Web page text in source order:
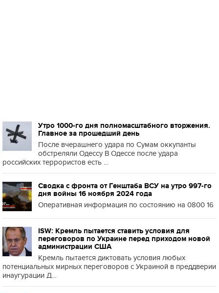
Утро 1000-го дня полномасштабного вторжения.
Главное за прошедший день
После вчерашнего удара по Сумам оккупанты
обстреляли Одессу В Одессе после удара
российских террористов есть ...
Сводка с фронта от Генштаба ВСУ на утро 997-го
дня войны 16 ноября 2024 года
Оперативная информация по состоянию на 0800 16
ISW: Кремль пытается ставить условия для
переговоров по Украине перед приходом новой
администрации США
Кремль пытается диктовать условия любых
потенциальных мирных переговоров с Украиной в преддверии
инаугурации Д...